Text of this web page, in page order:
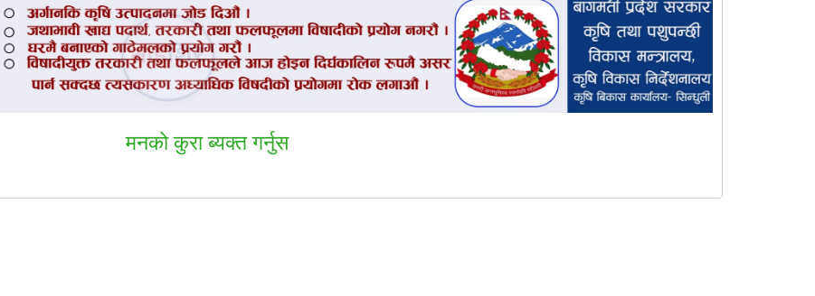
मनकाे कुरा ब्यक्त गर्नुस